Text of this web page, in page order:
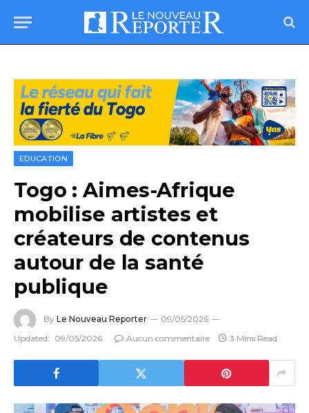
EDUCATION
Togo : Aimes-Afrique
mobilise artistes et
créateurs de contenus
autour de la santé
publique
By Le Nouveau Reporter
09/05/2026
Updated: 09/05/2026 Aucun commentaire 3 Mins Read